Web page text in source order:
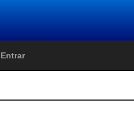
Entrar